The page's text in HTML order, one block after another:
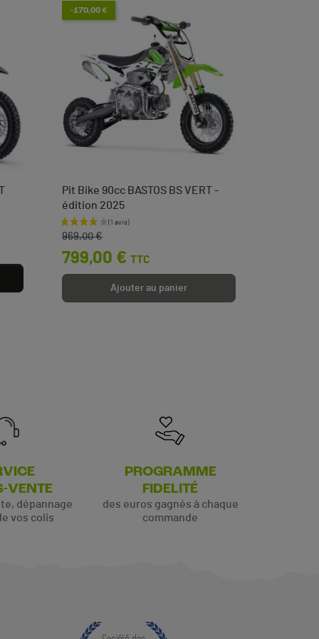
-170,00 €
Pit Bike 90cc BASTOS BS VERT -
édition 2025
Prix de base
969,00 €
Prix
799,00 € TTC
Ajouter au panier
VENTE
dépannage
vos colis
PROGRAMME
FIDELITÉ
des euros gagnés à chaque
commande